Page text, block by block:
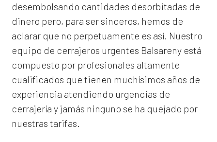
desembolsando cantidades desorbitadas de
dinero pero, para ser sinceros, hemos de
aclarar que no perpetuamente es así. Nuestro
equipo de cerrajeros urgentes Balsareny está
compuesto por profesionales altamente
cualificados que tienen muchísimos años de
experiencia atendiendo urgencias de
cerrajería y jamás ninguno se ha quejado por
nuestras tarifas.